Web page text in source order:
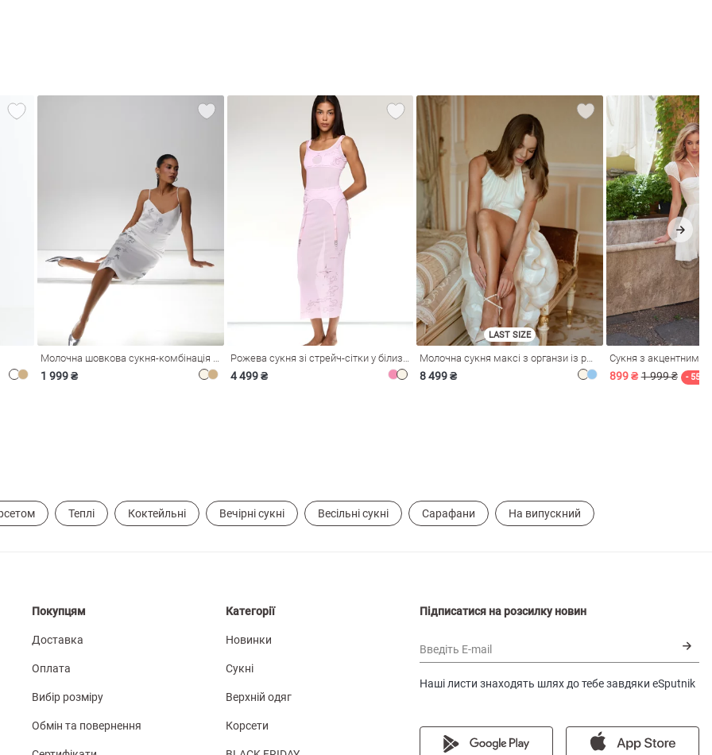
1 999 ₴ 4 499 ₴
LAST SIZE
8 499 ₴
Сукня з акцентним
899 ₴ 1 999 ₴ - 55%
Теплі Коктейльні Вечірні сукні Весільні сукні Сарафани На випускний
Покупцям
Доставка
Оплата
Вибір розміру
Обмін та повернення
Категорії
Новинки
Сукні
Верхній одяг
Корсети
Підписатися на розсилку новин
Введіть E-mail
Наші листи знаходять шлях до тебе завдяки eSputnik